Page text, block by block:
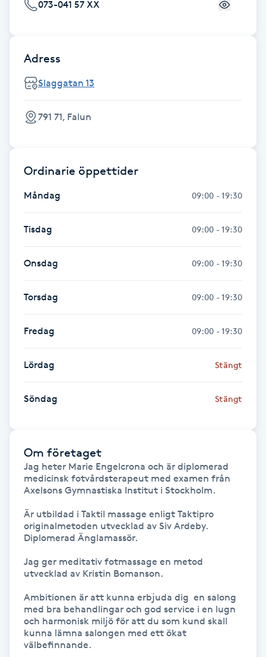
Fotsvamp
Fransar
Fransborttagning
Fransfärgning
Fransförlängning
Fransförlängning Megavolym
Fransförlängning Volym
Fransk manikyr
Fransrengöring
Funktionsanalys
Färgning
Föning
Gel naglar
Gelenaglar
073-041 57 XX
Adress
Slaggatan 13
791 71, Falun
Ordinarie öppettider
Måndag 09:00 - 19:30
Tisdag 09:00 - 19:30
Onsdag 09:00 - 19:30
Torsdag 09:00 - 19:30
Fredag 09:00 - 19:30
Lördag Stängt
Söndag Stängt
Om företaget
Jag heter Marie Engelcrona och är diplomerad
medicinsk fotvårdsterapeut med examen från
Axelsons Gymnastiska Institut i Stockholm.
Är utbildad i Taktil massage enligt Taktipro
originalmetoden utvecklad av Siv Ardeby.
Diplomerad Änglamassör.
Jag ger meditativ fotmassage en metod
utvecklad av Kristin Bomanson.
Ambitionen är att kunna erbjuda dig  en salong
med bra behandlingar och god service i en lugn
och harmonisk miljö för att du som kund skall
kunna lämna salongen med ett ökat
välbefinnande.